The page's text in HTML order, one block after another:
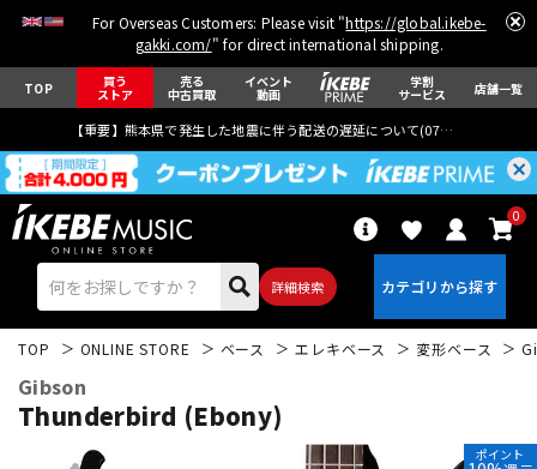
For Overseas Customers: Please visit "https://global.ikebe-
gakki.com/" for direct international shipping.
TOP 買う
ストア
売る
中古買取
イベント
動画
学割
サービス 店舗一覧
【重要】熊本県で発生した地震に伴う配送の遅延について(07月29日
詳細検索
0
TOP ONLINE STORE ベース エレキベース 変形ベース
Gibson
Thunderbird (Ebony)
ポイント